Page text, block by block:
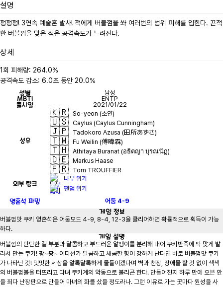
설명
펑펑펑! 3연속 예술혼 발사! 적에게 버블껌을 쏴 여러번의 범위 피해를 입힌다. 끈적
한 버블껌을 맞은 적은 공격속도가 느려진다.
상세
1회 피해량: 264.0%
공격속도 감소: 6.0초 동안 20.0%
성별 남성
MBTI ENTP
출시일 2021/01/22
성우
🇰🇷 So-yeon (소연)
🇺🇸 Caylus (Caylus Cunningham)
🇯🇵 Tadokoro Azusa (田所あずさ)
🇹🇼 Fu Weilin (傅暐霖)
🇹🇭 Athitaya Buranat (อธิตญา บุรณนัฏ)
🇩🇪 Markus Haase
🇫🇷 Tom TROUFFIER
외부 링크
나무 위키
팬덤 위키
영혼석 파밍 어둠 4-9
게임 정보
버블껌맛 쿠키 영혼석은 어둠모드 4-9, 8-4, 12-3을 클리어하면 확률적으로 획득이 가능
하다.
게임 설명
버블껌의 단단한 겉 부분과 달콤하고 부드러운 알맹이를 분리해 내어 쿠키반죽에 딱 맞게 발
라서 만든 쿠키! 팡~팡~ 어디선가 달콤하고 새콤한 향이 강하게 난다면 바로 버블껌맛 쿠키
가 나타난 것! 밋밋한 세상을 알록달록하게 물들이겠다며 벽과 천장, 장애물 할 것 없이 색색
의 버블껌볼을 터뜨리고 다녀 쿠키계의 악동으로 불리곤 한다. 만들어진지 하루 만에 오븐 안
을 죄다 난장판으로 만들어 마녀의 화를 샀을 정도라나. 그런 이유로 가는 곳마다 원성을 사